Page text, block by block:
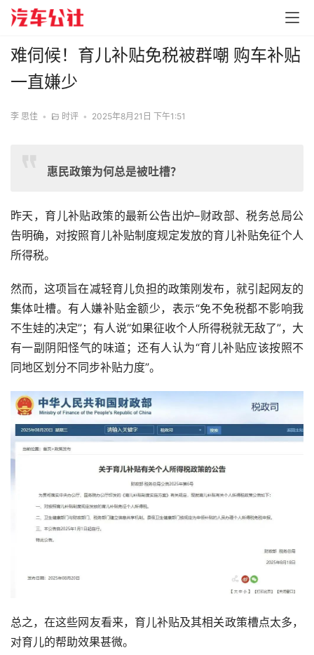
难伺候！育儿补贴免税被群嘲 购车补贴
一直嫌少
李 思佳 • 时评 • 2025年8月21日 下午1:51
惠民政策为何总是被吐槽？
昨天，育儿补贴政策的最新公告出炉–财政部、税务总局公
告明确，对按照育儿补贴制度规定发放的育儿补贴免征个人
所得税。
然而，这项旨在减轻育儿负担的政策刚发布，就引起网友的
集体吐槽。有人嫌补贴金额少，表示“免不免税都不影响我
不生娃的决定”；有人说“如果征收个人所得税就无敌了”，大
有一副阴阳怪气的味道；还有人认为“育儿补贴应该按照不
同地区划分不同步补贴力度”。
总之，在这些网友看来，育儿补贴及其相关政策槽点太多，
对育儿的帮助效果甚微。